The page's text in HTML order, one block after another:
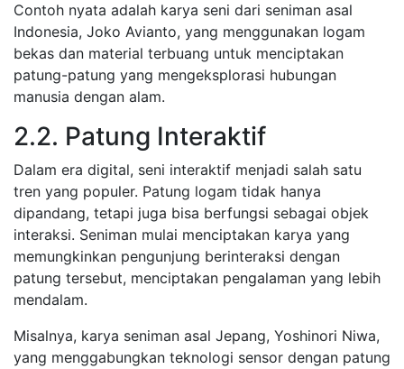
Contoh nyata adalah karya seni dari seniman asal
Indonesia, Joko Avianto, yang menggunakan logam
bekas dan material terbuang untuk menciptakan
patung-patung yang mengeksplorasi hubungan
manusia dengan alam.
2.2. Patung Interaktif
Dalam era digital, seni interaktif menjadi salah satu
tren yang populer. Patung logam tidak hanya
dipandang, tetapi juga bisa berfungsi sebagai objek
interaksi. Seniman mulai menciptakan karya yang
memungkinkan pengunjung berinteraksi dengan
patung tersebut, menciptakan pengalaman yang lebih
mendalam.
Misalnya, karya seniman asal Jepang, Yoshinori Niwa,
yang menggabungkan teknologi sensor dengan patung